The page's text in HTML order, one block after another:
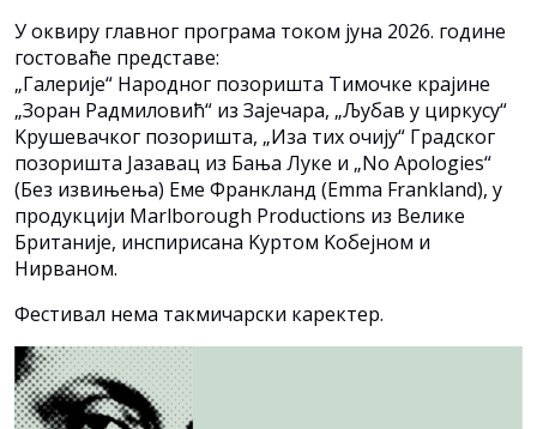
У оквиру главног програма током јуна 2026. године
гостоваће представе:
„Галерије“ Народног позоришта Тимочке крајине
„Зоран Радмиловић“ из Зајечара, „Љубав у циркусу“
Kрушевачког позоришта, „Иза тих очију“ Градског
позоришта Јазавац из Бања Луке и „No Apologies“
(Без извињења) Еме Франкланд (Emma Frankland), у
продукцији Marlborough Productions из Велике
Британије, инспирисана Kуртом Kобејном и
Нирваном.
Фестивал нема такмичарски каректер.